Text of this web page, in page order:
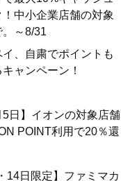
中小企業店舗の対象
。～8/31
、自粛でポイントも
ャンペーン！
5日】イオンの対象店舗
POINT利用で20％還
14日限定】ファミマカ